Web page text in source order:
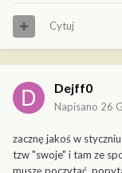
Cytuj
Dejff0
Napisano 26
zacznę jakoś w
tzw "swoje" i tam ze